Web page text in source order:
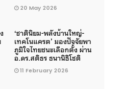
20 May 2026
‘ชาตินิยม-พลังบ้านใหญ่-
เทคโนแครต’ มองปัจจัยพา
ภูมิใจไทยชนะเลือกตั้ง ผ่าน
อ.ดร.สติธร ธนานิธิโชติ
11 February 2026